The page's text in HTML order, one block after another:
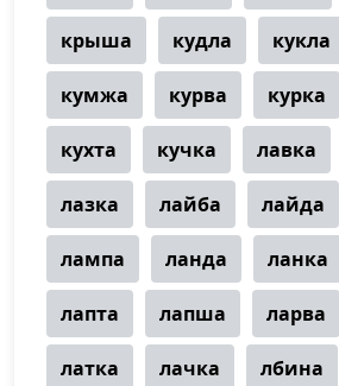
крыша кудла кукла
кумжа курва курка
кухта кучка лавка
лазка лайба лайда
лампа ланда ланка
лапта лапша ларва
латка лачка лбина